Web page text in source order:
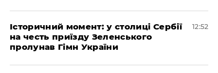
Історичний момент: у столиці Сербії
на честь приїзду Зеленського
пролунав Гімн України
12:52